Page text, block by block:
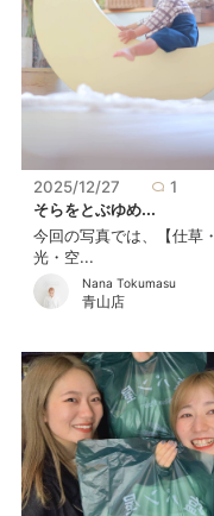
2025/12/27
1
そらをとぶゆめ...
今回の写真では、【仕草・
光・空...
Nana Tokumasu
青山店